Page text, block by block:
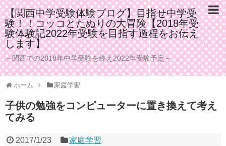
【関西中学受験体験ブログ】目指せ中学受
験！！コッコとたぬりの大冒険【2018年受
験体験記2022年受験を目指す過程をお伝え
します】
～関西での2018年中学受験を終え2022年受験予定～
ホーム 家庭学習
子供の勉強をコンピューターに置き換えて考え
てみる
2017/1/23 家庭学習